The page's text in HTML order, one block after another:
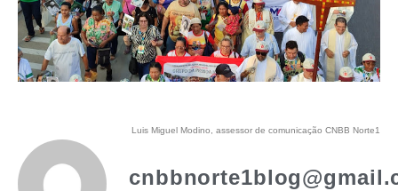
Luis Miguel Modino, assessor de comunicação CNBB Norte1